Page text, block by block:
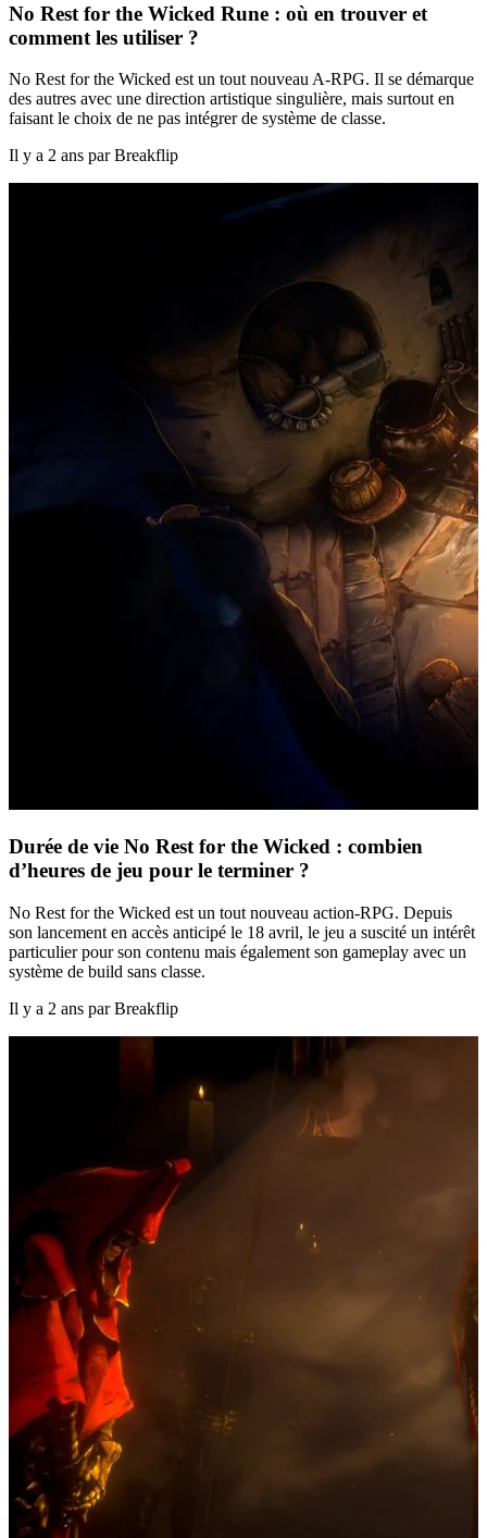
No Rest for the Wicked Rune : où en trouver et
comment les utiliser ?
No Rest for the Wicked est un tout nouveau A-RPG. Il se démarque
des autres avec une direction artistique singulière, mais surtout en
faisant le choix de ne pas intégrer de système de classe.
Il y a 2 ans par Breakflip
Durée de vie No Rest for the Wicked : combien
d’heures de jeu pour le terminer ?
No Rest for the Wicked est un tout nouveau action-RPG. Depuis
son lancement en accès anticipé le 18 avril, le jeu a suscité un intérêt
particulier pour son contenu mais également son gameplay avec un
système de build sans classe.
Il y a 2 ans par Breakflip